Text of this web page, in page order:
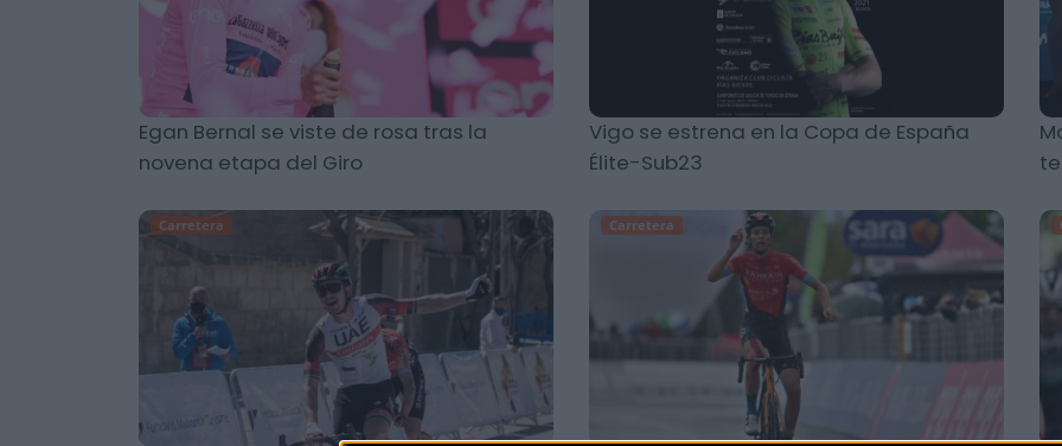
Egan Bernal se viste de rosa tras la
novena etapa del Giro
Vigo se estrena en la Copa de España
Élite-Sub23
Carretera Carretera